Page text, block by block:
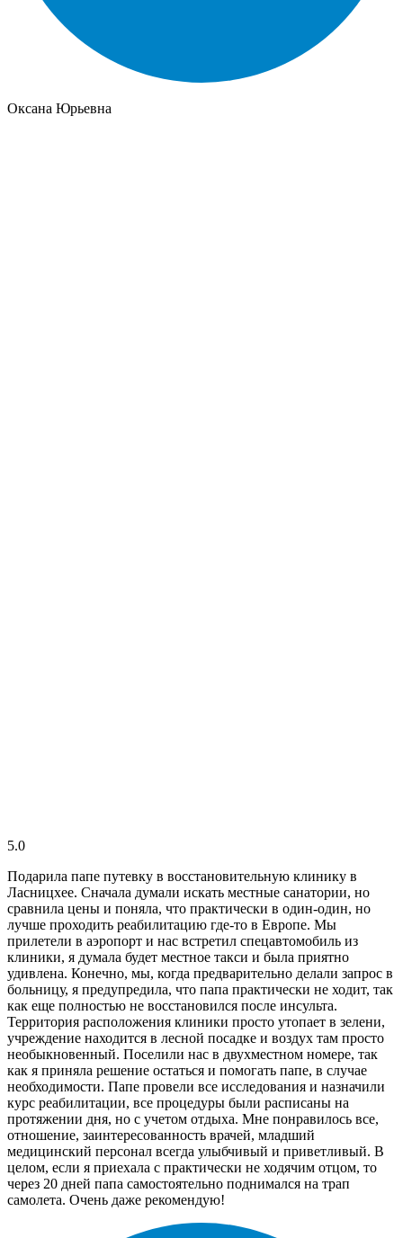
Оксана Юрьевна
5.0
Подарила папе путевку в восстановительную клинику в
Ласницхее. Сначала думали искать местные санатории, но
сравнила цены и поняла, что практически в один-один, но
лучше проходить реабилитацию где-то в Европе. Мы
прилетели в аэропорт и нас встретил спецавтомобиль из
клиники, я думала будет местное такси и была приятно
удивлена. Конечно, мы, когда предварительно делали запрос в
больницу, я предупредила, что папа практически не ходит, так
как еще полностью не восстановился после инсульта.
Территория расположения клиники просто утопает в зелени,
учреждение находится в лесной посадке и воздух там просто
необыкновенный. Поселили нас в двухместном номере, так
как я приняла решение остаться и помогать папе, в случае
необходимости. Папе провели все исследования и назначили
курс реабилитации, все процедуры были расписаны на
протяжении дня, но с учетом отдыха. Мне понравилось все,
отношение, заинтересованность врачей, младший
медицинский персонал всегда улыбчивый и приветливый. В
целом, если я приехала с практически не ходячим отцом, то
через 20 дней папа самостоятельно поднимался на трап
самолета. Очень даже рекомендую!